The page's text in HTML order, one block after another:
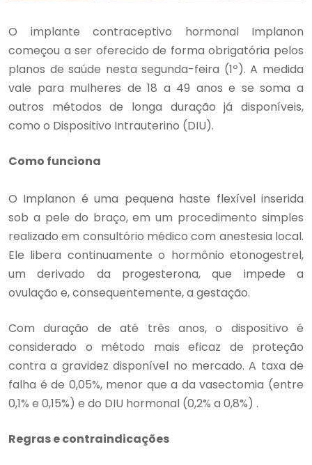
O implante contraceptivo hormonal Implanon
começou a ser oferecido de forma obrigatória pelos
planos de saúde nesta segunda-feira (1º). A medida
vale para mulheres de 18 a 49 anos e se soma a
outros métodos de longa duração já disponíveis,
como o Dispositivo Intrauterino (DIU).
Como funciona
O Implanon é uma pequena haste flexível inserida
sob a pele do braço, em um procedimento simples
realizado em consultório médico com anestesia local.
Ele libera continuamente o hormônio etonogestrel,
um derivado da progesterona, que impede a
ovulação e, consequentemente, a gestação.
Com duração de até três anos, o dispositivo é
considerado o método mais eficaz de proteção
contra a gravidez disponível no mercado. A taxa de
falha é de 0,05%, menor que a da vasectomia (entre
0,1% e 0,15%) e do DIU hormonal (0,2% a 0,8%) .
Regras e contraindicações